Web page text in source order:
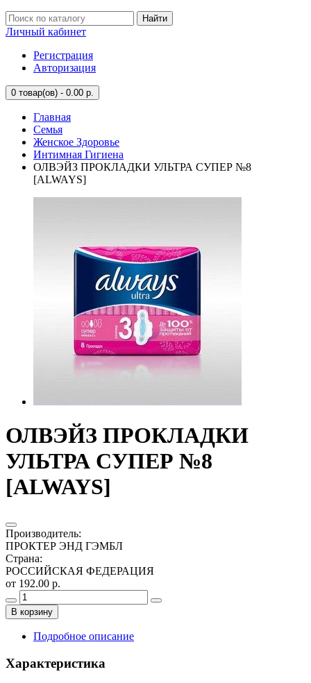
Найти
Личный кабинет
Регистрация
Авторизация
0 товар(ов) - 0.00 р.
Главная
Семья
Женское Здоровье
Интимная Гигиена
ОЛВЭЙЗ ПРОКЛАДКИ УЛЬТРА СУПЕР №8
[ALWAYS]
ОЛВЭЙЗ ПРОКЛАДКИ
УЛЬТРА СУПЕР №8
[ALWAYS]
Производитель:
ПРОКТЕР ЭНД ГЭМБЛ
Страна:
РОССИЙСКАЯ ФЕДЕРАЦИЯ
от 192.00 р.
В корзину
Подробное описание
Характеристика